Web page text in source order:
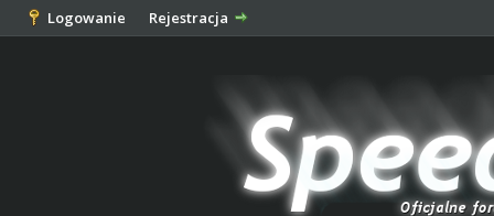
Logowanie Rejestracja